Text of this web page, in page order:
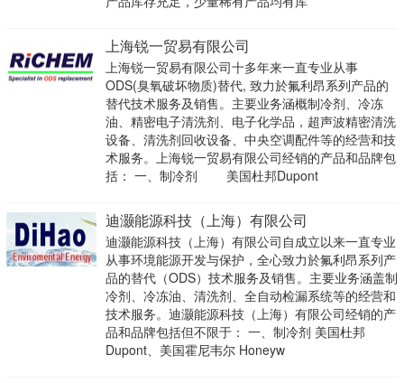
上海锐一贸易有限公司
上海锐一贸易有限公司十多年来一直专业从事
ODS(臭氧破坏物质)替代, 致力於氟利昂系列产品的
替代技术服务及销售。主要业务涵概制冷剂、冷冻
油、精密电子清洗剂、电子化学品，超声波精密清洗
设备、清洗剂回收设备、中央空调配件等的经营和技
术服务。上海锐一贸易有限公司经销的产品和品牌包
括： 一、制冷剂 美国杜邦Dupont
迪灏能源科技（上海）有限公司
迪灏能源科技（上海）有限公司自成立以来一直专业
从事环境能源开发与保护，全心致力於氟利昂系列产
品的替代（ODS）技术服务及销售。主要业务涵盖制
冷剂、冷冻油、清洗剂、全自动检漏系统等的经营和
技术服务。迪灏能源科技（上海）有限公司经销的产
品和品牌包括但不限于： 一、制冷剂 美国杜邦
Dupont、美国霍尼韦尔 Honeyw